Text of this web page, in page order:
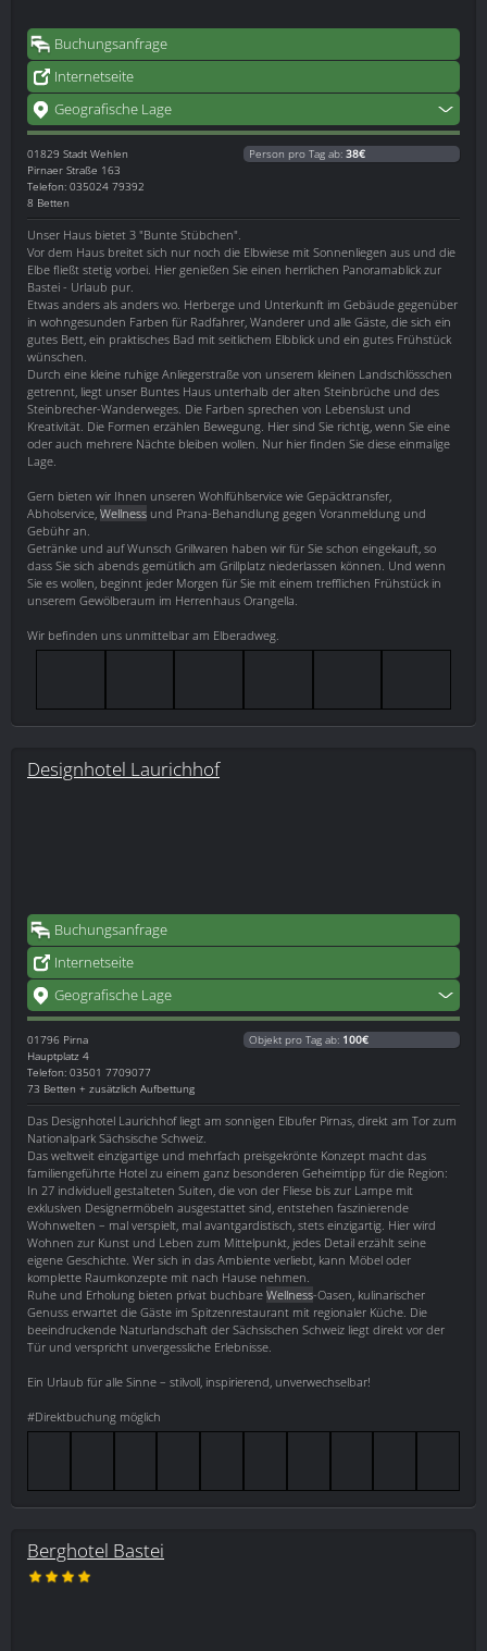
Buchungsanfrage
Internetseite
Geografische Lage
01829 Stadt Wehlen
Pirnaer Straße 163
Telefon: 035024 79392
8 Betten
Person pro Tag ab: 38€
Unser Haus bietet 3 "Bunte Stübchen".
Vor dem Haus breitet sich nur noch die Elbwiese mit Sonnenliegen aus und die
Elbe fließt stetig vorbei. Hier genießen Sie einen herrlichen Panoramablick zur
Bastei - Urlaub pur.
Etwas anders als anders wo. Herberge und Unterkunft im Gebäude gegenüber
in wohngesunden Farben für Radfahrer, Wanderer und alle Gäste, die sich ein
gutes Bett, ein praktisches Bad mit seitlichem Elbblick und ein gutes Frühstück
wünschen.
Durch eine kleine ruhige Anliegerstraße von unserem kleinen Landschlösschen
getrennt, liegt unser Buntes Haus unterhalb der alten Steinbrüche und des
Steinbrecher-Wanderweges. Die Farben sprechen von Lebenslust und
Kreativität. Die Formen erzählen Bewegung. Hier sind Sie richtig, wenn Sie eine
oder auch mehrere Nächte bleiben wollen. Nur hier finden Sie diese einmalige
Lage.
Gern bieten wir Ihnen unseren Wohlfühlservice wie Gepäcktransfer,
Abholservice, Wellness und Prana-Behandlung gegen Voranmeldung und
Gebühr an.
Getränke und auf Wunsch Grillwaren haben wir für Sie schon eingekauft, so
dass Sie sich abends gemütlich am Grillplatz niederlassen können. Und wenn
Sie es wollen, beginnt jeder Morgen für Sie mit einem trefflichen Frühstück in
unserem Gewölberaum im Herrenhaus Orangella.
Wir befinden uns unmittelbar am Elberadweg.
Designhotel Laurichhof
Buchungsanfrage
Internetseite
Geografische Lage
01796 Pirna
Hauptplatz 4
Telefon: 03501 7709077
73 Betten + zusätzlich Aufbettung
Objekt pro Tag ab: 100€
Das Designhotel Laurichhof liegt am sonnigen Elbufer Pirnas, direkt am Tor zum
Nationalpark Sächsische Schweiz.
Das weltweit einzigartige und mehrfach preisgekrönte Konzept macht das
familiengeführte Hotel zu einem ganz besonderen Geheimtipp für die Region:
In 27 individuell gestalteten Suiten, die von der Fliese bis zur Lampe mit
exklusiven Designermöbeln ausgestattet sind, entstehen faszinierende
Wohnwelten – mal verspielt, mal avantgardistisch, stets einzigartig. Hier wird
Wohnen zur Kunst und Leben zum Mittelpunkt, jedes Detail erzählt seine
eigene Geschichte. Wer sich in das Ambiente verliebt, kann Möbel oder
komplette Raumkonzepte mit nach Hause nehmen.
Ruhe und Erholung bieten privat buchbare Wellness-Oasen, kulinarischer
Genuss erwartet die Gäste im Spitzenrestaurant mit regionaler Küche. Die
beeindruckende Naturlandschaft der Sächsischen Schweiz liegt direkt vor der
Tür und verspricht unvergessliche Erlebnisse.
Ein Urlaub für alle Sinne – stilvoll, inspirierend, unverwechselbar!
#Direktbuchung möglich
Berghotel Bastei